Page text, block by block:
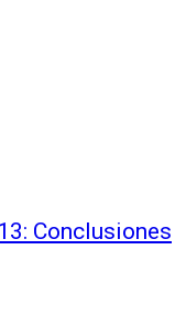
Conclusiones